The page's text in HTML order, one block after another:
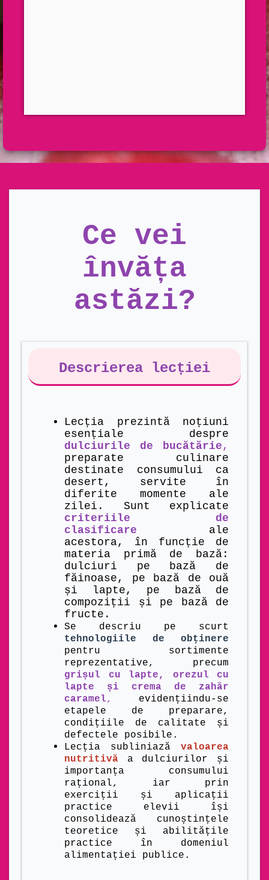
Ce vei
învăța
astăzi?
Descrierea lecției
Lecția prezintă noțiuni
esențiale despre
dulciurile de bucătărie ,
preparate culinare
destinate consumului ca
desert, servite în
diferite momente ale
zilei. Sunt explicate
criteriile de
clasificare ale
acestora, în funcție de
materia primă de bază:
dulciuri pe bază de
făinoase, pe bază de ouă
și lapte, pe bază de
compoziții și pe bază de
fructe.
Se descriu pe scurt
tehnologiile de obținere
pentru sortimente
reprezentative, precum
grișul cu lapte, orezul cu
lapte și crema de zahăr
caramel,
evidențiindu-se
etapele de preparare,
condițiile de calitate și
defectele posibile.
Lecția subliniază valoarea
nutritivă a dulciurilor și
importanța consumului
rațional, iar prin
exerciții și aplicații
practice elevii își
consolidează cunoștințele
teoretice și abilitățile
practice în domeniul
alimentației publice.